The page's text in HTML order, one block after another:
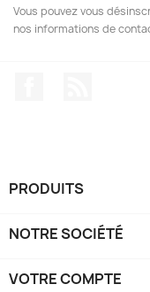
Vous pouvez vous
nos informations de
PRODUITS
NOTRE SOCIÉTÉ
VOTRE COMPTE